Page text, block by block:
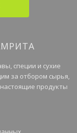
специи и сухие
за отбором сырья,
продукты